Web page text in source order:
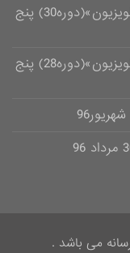
شروع دوره «گویندگی و اجرا در رادیو و تلویزیون»(دوره30) پنج
شروع دوره «گویندگی و اجرا در رادیو و تلویزیون»(دوره28) پنج
می باشد .